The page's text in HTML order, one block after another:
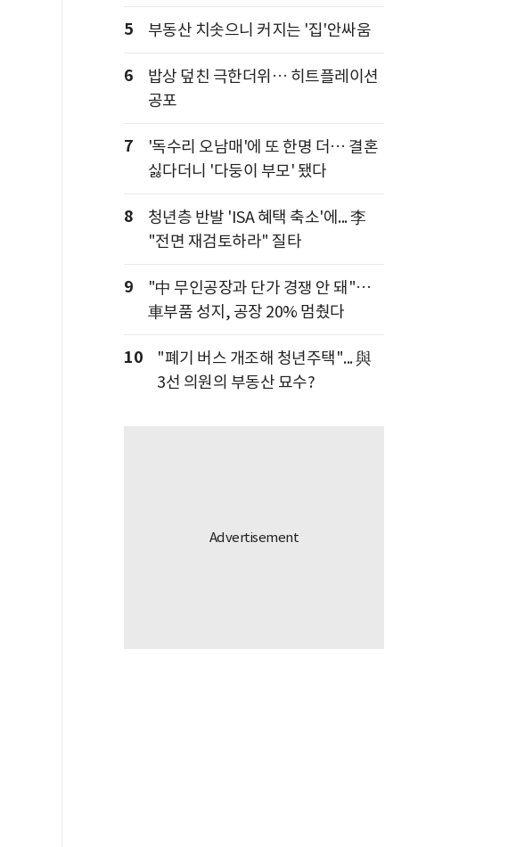
5 부동산 치솟으니 커지는 '집'안싸움
6
밥상 덮친 극한더위… 히트플레이션
공포
7
'독수리 오남매'에 또 한명 더… 결혼
싫다더니 '다둥이 부모' 됐다
8
청년층 반발 'ISA 혜택 축소'에... 李
"전면 재검토하라" 질타
9
"中 무인공장과 단가 경쟁 안 돼"…
車부품 성지, 공장 20% 멈췄다
10
"폐기 버스 개조해 청년주택"... 與
3선 의원의 부동산 묘수?